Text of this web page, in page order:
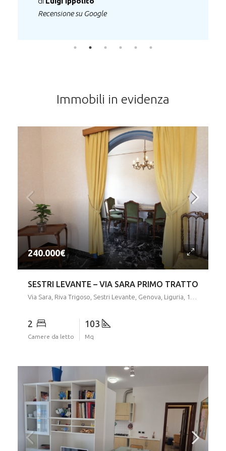
SESTRI LEVANTE – VIA SARA PRIMO TRATTO
Via Sara, Riva Trigoso, Sestri Levante, Genova, Liguria, 16039, Italia
2
Camere da letto
103
Mq
Trattativa Riservata
SESTRI LEVANTE – APPARTAMENTO BAIA AZZURRA